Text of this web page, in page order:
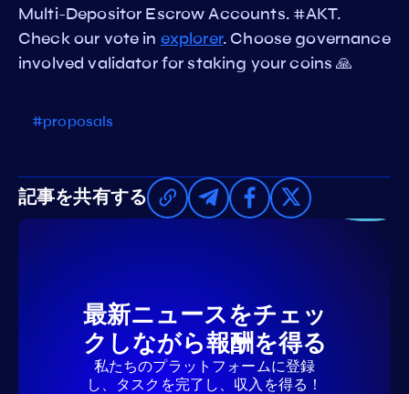
Multi-Depositor Escrow Accounts. #AKT.
Check our vote in explorer. Choose governance
involved validator for staking your coins 🙏
#proposals
記事を共有する
最新ニュースをチェッ
クしながら報酬を得る
私たちのプラットフォームに登録
し、タスクを完了し、収入を得る！